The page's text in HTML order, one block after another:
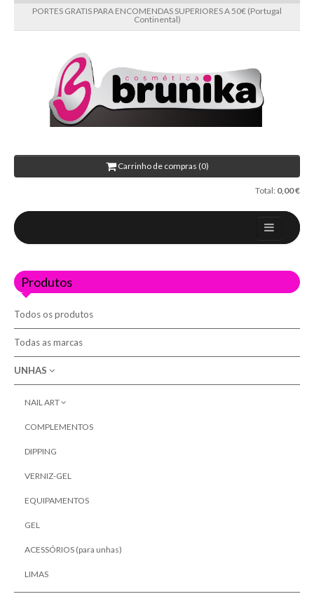
PORTES GRATIS PARA ENCOMENDAS SUPERIORES A 50€ (Portugal
Continental)
Carrinho de compras (0)
Total: 0,00 €
Sobre nós
Novidades
Contactos
Pesquisar
Produtos
Todos os produtos
Todas as marcas
UNHAS
NAIL ART
JOIAS PARA UNHAS
COMPLEMENTOS
DIPPING
VERNIZ-GEL
EQUIPAMENTOS
GEL
ACESSÓRIOS (para unhas)
LIMAS